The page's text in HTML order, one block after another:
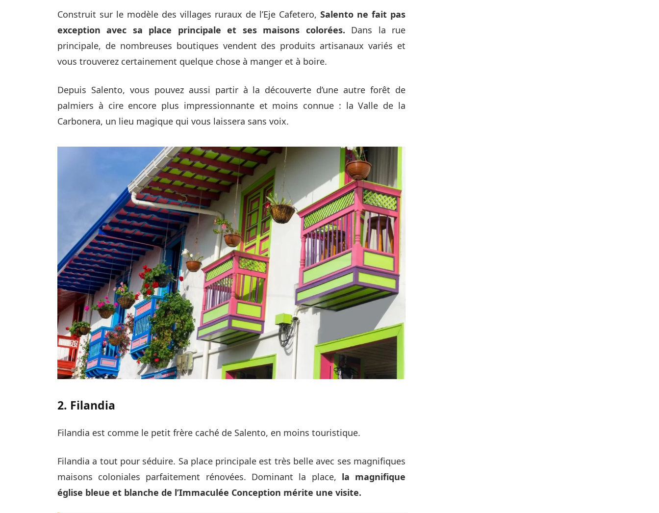
Construit sur le modèle des villages ruraux de l’Eje Cafetero,Salento ne fait pas
exception avec sa place principale et ses maisons colorées. Dans la rue
principale, de nombreuses boutiques vendent des produits artisanaux variés et
vous trouverez certainement quelque chose à manger et à boire.
Depuis Salento, vous pouvez aussi partir à la découverte d’une autre forêt de
palmiers à cire encore plus impressionnante et moins connue : la Valle de la
Carbonera, un lieu magique qui vous laissera sans voix.
2. Filandia
Filandia est comme le petit frère caché de Salento, en moins touristique.
Filandia a tout pour séduire. Sa place principale est très belle avec ses magnifiques
maisons coloniales parfaitement rénovées. Dominant la place, la magnifique
église bleue et blanche de l’Immaculée Conception mérite une visite.